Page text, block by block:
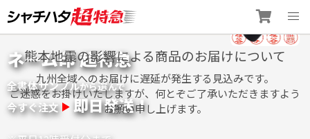
to
content
ネーム印 超特急
全書体サンプルから選んで
今すぐ注文 即日発送！
熊本地震の影響による商品のお届けについて
九州全域へのお届けに遅延が発生する見込みです。
ご迷惑をお掛けいたしますが、何とぞご了承いただきますよう
お願い申し上げます。